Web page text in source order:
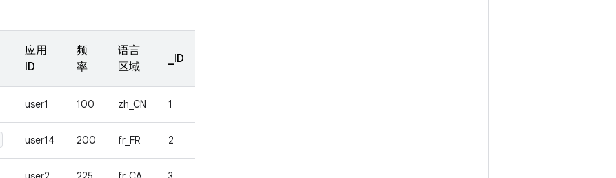
应用
ID
频
率
语言
区域
_ID
user1 100 zh_CN 1
user14 200 fr_FR 2